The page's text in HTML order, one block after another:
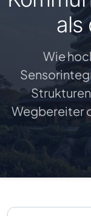
als
Wie
Wegbereiter